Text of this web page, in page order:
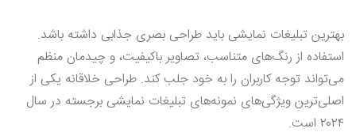
بهترین تبلیغات نمایشی باید طراحی بصری جذابی داشته باشد.
استفاده از رنگ‌های متناسب، تصاویر باکیفیت، و چیدمان منظم
می‌تواند توجه کاربران را به خود جلب کند. طراحی خلاقانه یکی از
اصلی‌ترین ویژگی‌های نمونه‌های تبلیغات نمایشی برجسته در سال
۲۰۲۴ است.